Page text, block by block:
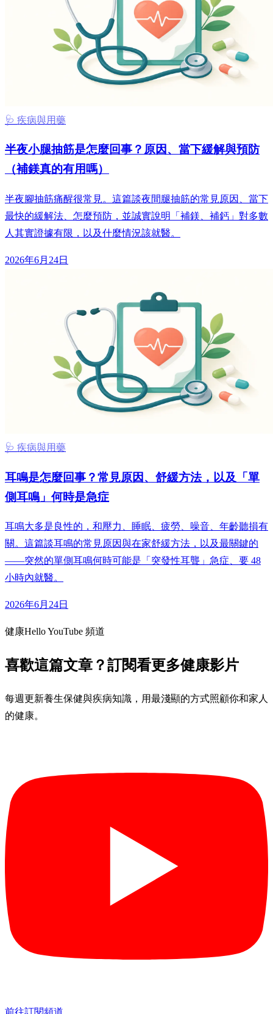
🩺 疾病與用藥
半夜小腿抽筋是怎麼回事？原因、當下緩解與預防
（補鎂真的有用嗎）
半夜腳抽筋痛醒很常見。這篇談夜間腿抽筋的常見原因、當下
最快的緩解法、怎麼預防，並誠實說明「補鎂、補鈣」對多數
人其實證據有限，以及什麼情況該就醫。
2026年6月24日
🩺 疾病與用藥
耳鳴是怎麼回事？常見原因、舒緩方法，以及「單
側耳鳴」何時是急症
耳鳴大多是良性的，和壓力、睡眠、疲勞、噪音、年齡聽損有
關。這篇談耳鳴的常見原因與在家舒緩方法，以及最關鍵的
——突然的單側耳鳴何時可能是「突發性耳聾」急症、要 48
小時內就醫。
2026年6月24日
健康Hello YouTube 頻道
喜歡這篇文章？訂閱看更多健康影片
每週更新養生保健與疾病知識，用最淺顯的方式照顧你和家人
的健康。